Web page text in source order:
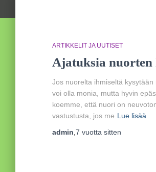
ARTIKKELIT JA UUTISET
Ajatuksia nuorten
Jos nuorelta ihmiseltä
voi olla monia, mutta hyvin
koemme, että nuori on
vastustusta, jos me Lue lisää
admin 7 vuotta sitten